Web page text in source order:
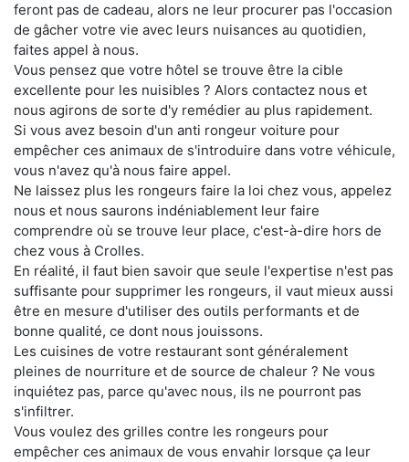
feront pas de cadeau, alors ne leur procurer pas l'occasion
de gâcher votre vie avec leurs nuisances au quotidien,
faites appel à nous.
Vous pensez que votre hôtel se trouve être la cible
excellente pour les nuisibles ? Alors contactez nous et
nous agirons de sorte d'y remédier au plus rapidement.
Si vous avez besoin d'un anti rongeur voiture pour
empêcher ces animaux de s'introduire dans votre véhicule,
vous n'avez qu'à nous faire appel.
Ne laissez plus les rongeurs faire la loi chez vous, appelez
nous et nous saurons indéniablement leur faire
comprendre où se trouve leur place, c'est-à-dire hors de
chez vous à Crolles.
En réalité, il faut bien savoir que seule l'expertise n'est pas
suffisante pour supprimer les rongeurs, il vaut mieux aussi
être en mesure d'utiliser des outils performants et de
bonne qualité, ce dont nous jouissons.
Les cuisines de votre restaurant sont généralement
pleines de nourriture et de source de chaleur ? Ne vous
inquiétez pas, parce qu'avec nous, ils ne pourront pas
s'infiltrer.
Vous voulez des grilles contre les rongeurs pour
empêcher ces animaux de vous envahir lorsque ça leur